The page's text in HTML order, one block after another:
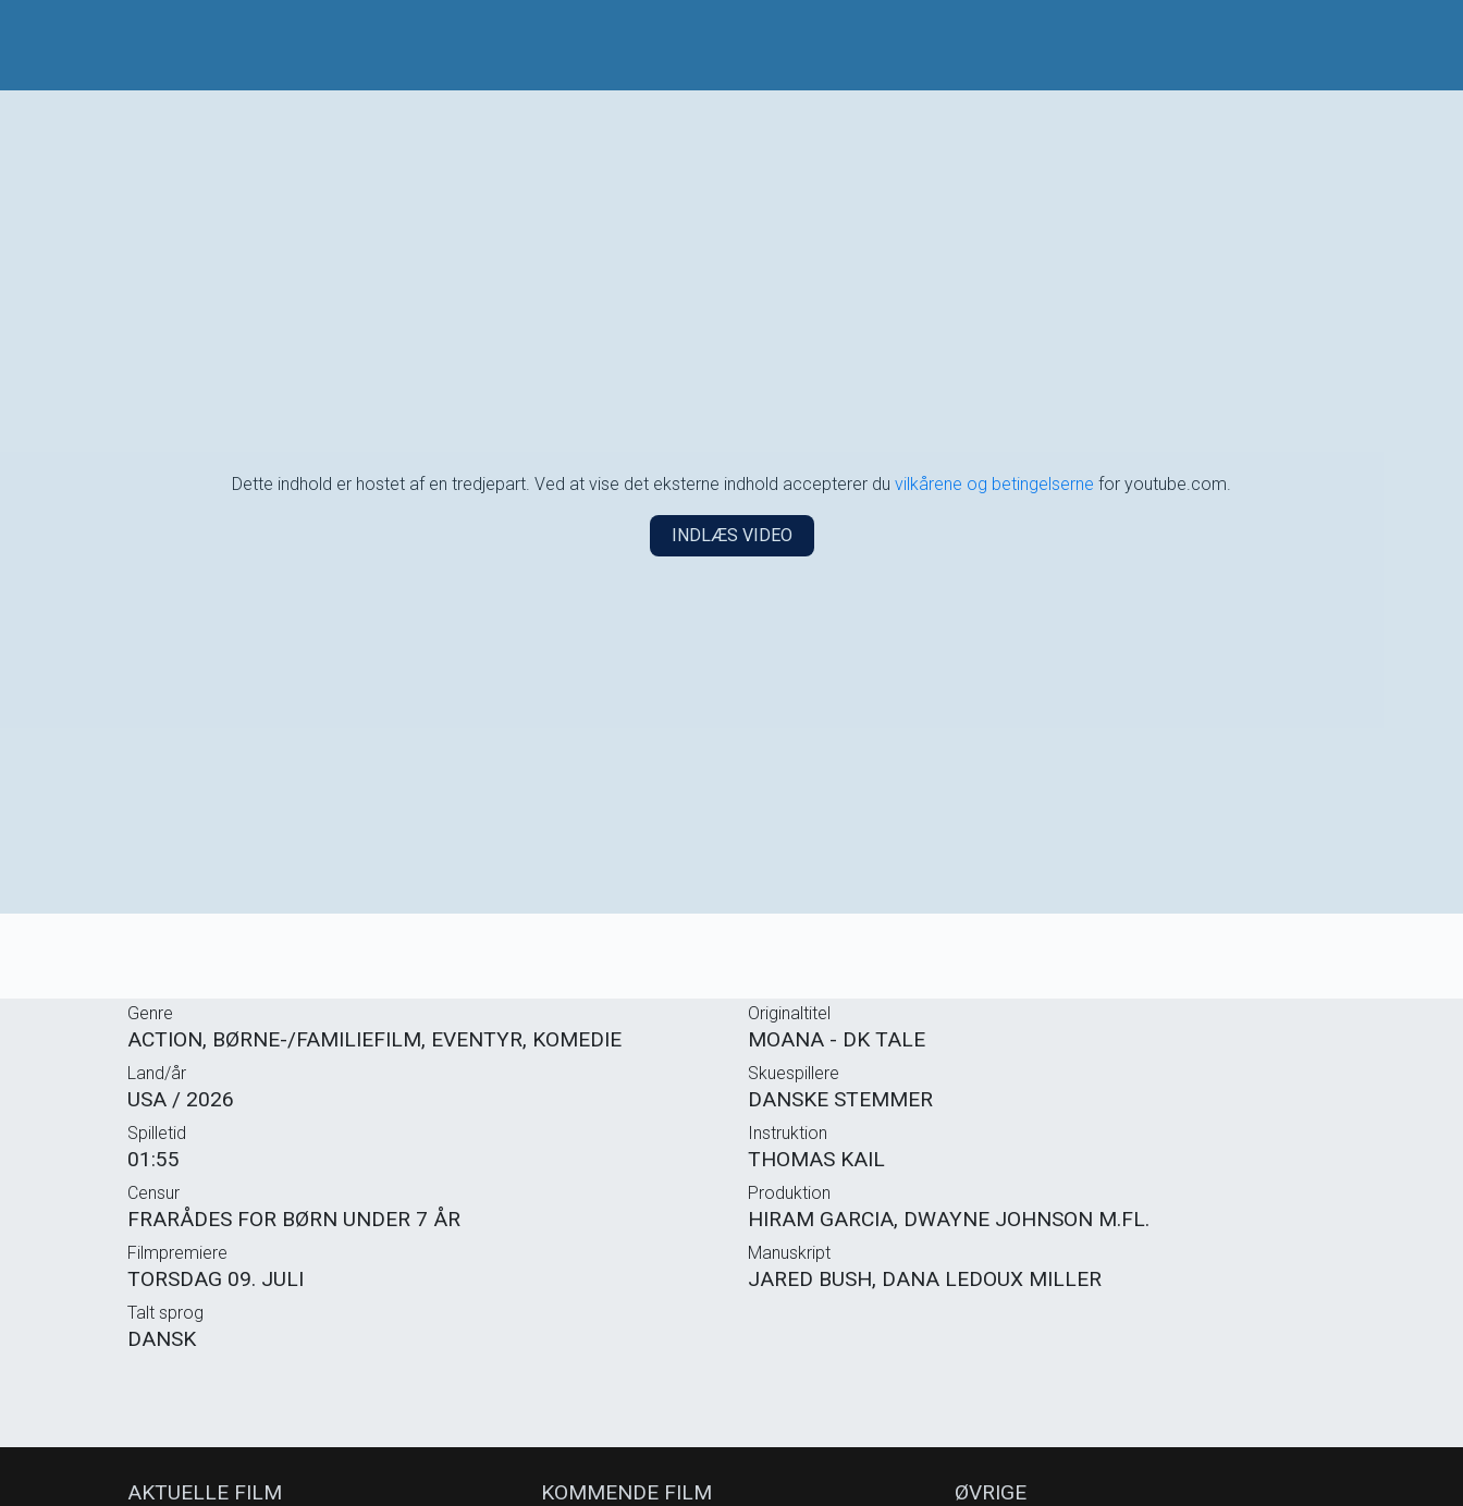
Dette indhold er hostet af en tredjepart. Ved at vise det eksterne indhold accepterer du vilkårene og betingelserne for youtube.com.
INDLÆS VIDEO
Genre
ACTION, BØRNE-/FAMILIEFILM, EVENTYR, KOMEDIE
Land/år
USA / 2026
Spilletid
01:55
Censur
FRARÅDES FOR BØRN UNDER 7 ÅR
Filmpremiere
TORSDAG 09. JULI
Talt sprog
DANSK
Originaltitel
MOANA - DK TALE
Skuespillere
DANSKE STEMMER
Instruktion
THOMAS KAIL
Produktion
HIRAM GARCIA, DWAYNE JOHNSON M.FL.
Manuskript
JARED BUSH, DANA LEDOUX MILLER
AKTUELLE FILM KOMMENDE FILM ØVRIGE